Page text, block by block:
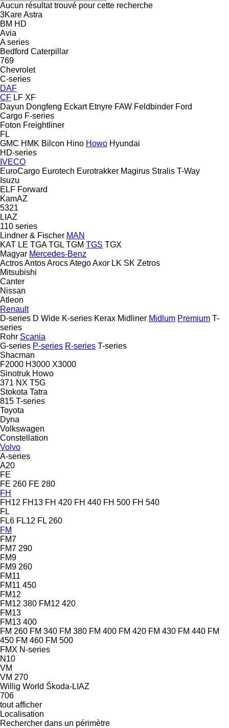
Aucun résultat trouvé pour cette recherche
3KareAstra
BM HD
Avia
A series
Bedford Caterpillar
769
Chevrolet
C-series
DAF
CF LF XF
Dayun Dongfeng Eckart Etnyre FAW Feldbinder Ford
Cargo F-series
Foton Freightliner
FL
GMC HMK Bilcon Hino Howo Hyundai
HD-series
IVECO
EuroCargo Eurotech Eurotrakker Magirus Stralis T-Way
Isuzu
ELF Forward
KamAZ
5321
LIAZ
110 series
Lindner & Fischer MAN
KAT LE TGA TGL TGM TGS TGX
Magyar Mercedes-Benz
ActrosAntosArocsAtegoAxor LK SK Zetros
Mitsubishi
Canter
Nissan
Atleon
Renault
D-series D Wide K-series Kerax Midliner Midlum Premium T-
series
Rohr Scania
G-series P-series R-series T-series
Shacman
F2000 H3000 X3000
Sinotruk Howo
371 NX T5G
Stokota Tatra
815 T-series
Toyota
Dyna
Volkswagen
Constellation
Volvo
A-series
A20
FE
FE 260 FE 280
FH
FH12 FH13 FH 420 FH 440 FH 500 FH 540
FL
FL6 FL12 FL 260
FM
FM7
FM7 290
FM9
FM9 260
FM11
FM11 450
FM12
FM12 380 FM12 420
FM13
FM13 400
FM 260 FM 340 FM 380 FM 400 FM 420 FM 430 FM 440 FM
450 FM 460 FM 500
FMX N-series
N10
VM
VM 270
Willig World Škoda-LIAZ
706
tout afficher
Localisation
Rechercher dans un périmètre